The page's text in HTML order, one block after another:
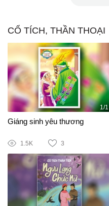
CỔ TÍCH, THẦN THOẠI
1/1
Giáng sinh yêu thương
1.5K 3